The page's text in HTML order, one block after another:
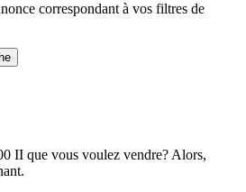
correspondant à vos filtres de
II que vous voulez vendre? Alors,